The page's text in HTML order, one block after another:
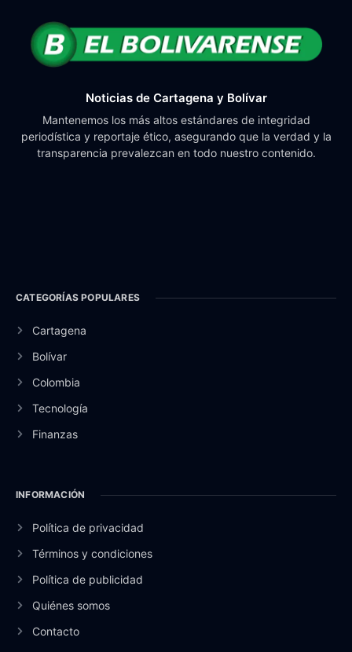
Noticias de Cartagena y Bolívar
Mantenemos los más altos estándares de integridad
periodística y reportaje ético, asegurando que la verdad y la
transparencia prevalezcan en todo nuestro contenido.
CATEGORÍAS POPULARES
Cartagena
Bolívar
Colombia
Tecnología
Finanzas
INFORMACIÓN
Política de privacidad
Términos y condiciones
Política de publicidad
Quiénes somos
Contacto